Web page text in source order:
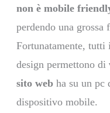
non è mobile
perdendo una grossa
Fortunatamente,
design permettono di
sito web ha su un pc
dispositivo mobile.